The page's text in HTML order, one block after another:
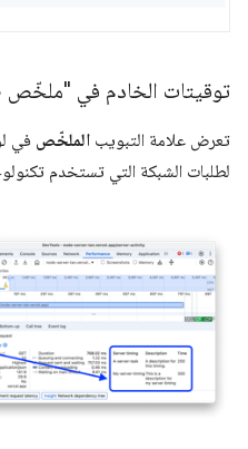
توقيتات الخادم في "ملخّص
تعرض علامة التبويب الملخّص في
لطلبات الشبكة التي تستخدم